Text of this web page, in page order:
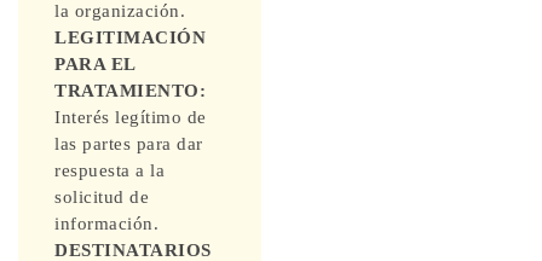
la organización.
LEGITIMACIÓN
PARA EL
TRATAMIENTO:
Interés legítimo de
las partes para dar
respuesta a la
solicitud de
información.
DESTINATARIOS